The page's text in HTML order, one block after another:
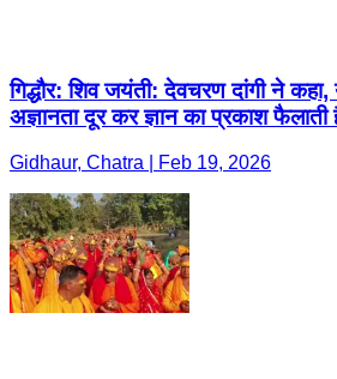
गिद्धौर: शिव जयंती: देवचरण दांगी ने
अज्ञानता दूर कर ज्ञान का प्रकाश फैलाती
Gidhaur, Chatra | Feb 19, 2026